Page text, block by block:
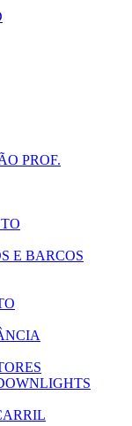
PROF.
E BARCOS